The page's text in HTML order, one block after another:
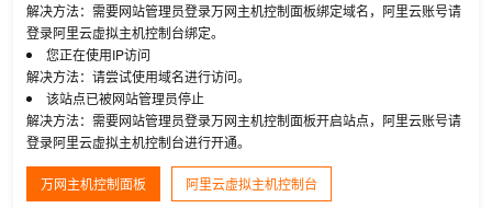
解决方法：需要网站管理员登录万网主机控制面板绑定域名，阿里云账号请
登录阿里云虚拟主机控制台绑定。
您正在使用IP访问
解决方法：请尝试使用域名进行访问。
该站点已被网站管理员停止
解决方法：需要网站管理员登录万网主机控制面板开启站点，阿里云账号请
登录阿里云虚拟主机控制台进行开通。
万网主机控制面板 阿里云虚拟主机控制台